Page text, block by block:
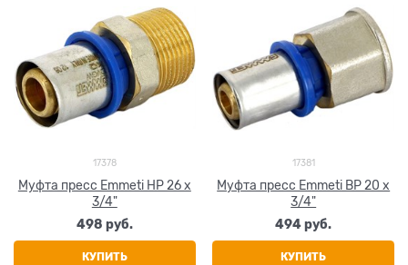
17378
Муфта пресс Emmeti НР 26 х
3/4"
498 руб.
КУПИТЬ
17381
Муфта пресс Emmeti ВР 20 х
3/4"
494 руб.
КУПИТЬ